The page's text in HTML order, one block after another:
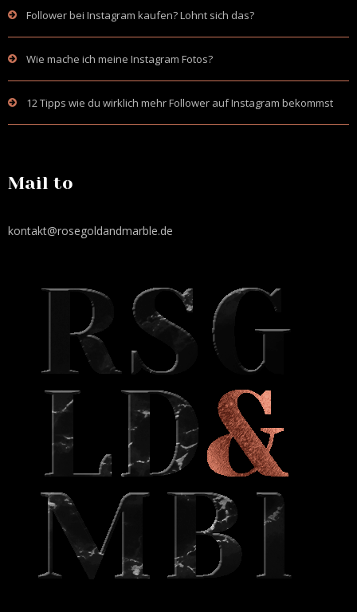
Follower bei Instagram kaufen? Lohnt sich das?
Wie mache ich meine Instagram Fotos?
12 Tipps wie du wirklich mehr Follower auf Instagram bekommst
Mail to
kontakt@rosegoldandmarble.de